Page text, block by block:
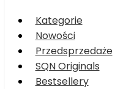
Kategorie
Nowości
Przedsprzedaże
SQN Originals
Bestsellery